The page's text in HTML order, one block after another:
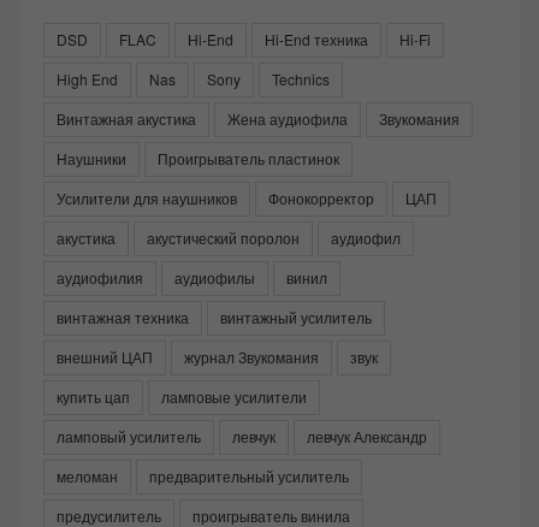
DSD FLAC Hi-End Hi-End техника
Hi-Fi
High End
Nas Sony
Technics
Винтажная акустика
Жена аудиофила
Звукомания
Наушники
Проигрыватель пластинок
Усилители для наушников
Фонокорректор
ЦАП
акустика
акустический поролон
аудиофил
аудиофилия
аудиофилы
винил
винтажная техника
винтажный усилитель
внешний ЦАП
журнал Звукомания
звук
купить цап
ламповые усилители
ламповый усилитель
левчук
левчук Александр
меломан
предварительный усилитель
предусилитель
проигрыватель винила